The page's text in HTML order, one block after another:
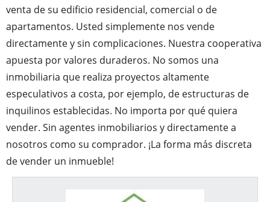
venta de su edificio residencial, comercial o de
apartamentos. Usted simplemente nos vende
directamente y sin complicaciones. Nuestra cooperativa
apuesta por valores duraderos. No somos una
inmobiliaria que realiza proyectos altamente
especulativos a costa, por ejemplo, de estructuras de
inquilinos establecidas. No importa por qué quiera
vender. Sin agentes inmobiliarios y directamente a
nosotros como su comprador. ¡La forma más discreta
de vender un inmueble!